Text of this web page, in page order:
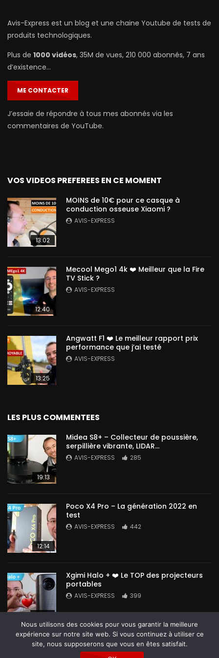
Avis-Express est un blog et une chaine Youtube de tests de
produits technologiques.
Plus de 1000 vidéos, 35M de vues, 210 000 abonnés, 7 ans
d’existence…
ME CONTACTER
J’essaie de répondre à tous mes abonnés via les
commentaires de YouTube.
VOS VIDEOS PREFEREES EN CE MOMENT
13:02
MOINS de 10€ pour ce casque à
conduction osseuse Xiaomi ?
AVIS-EXPRESS
12:40
Mecool Mego1 4k ❤️ Meilleur que la Fire
TV Stick ?
AVIS-EXPRESS
13:25
Angwatt F1 ❤️ Le meilleur rapport prix
performance que j’ai testé
AVIS-EXPRESS
LES PLUS COMMENTEES
19:13
Midea S8+ – Collecteur de poussière,
serpillière vibrante, LIDAR…
AVIS-EXPRESS 285
12:14
Poco X4 Pro – La génération 2022 en
test
AVIS-EXPRESS 442
Xgimi Halo + ❤️ Le TOP des projecteurs
portables
AVIS-EXPRESS 399
Nous utilisons des cookies pour vous garantir la meilleure
expérience sur notre site web. Si vous continuez à utiliser ce
site, nous supposerons que vous en êtes satisfait.